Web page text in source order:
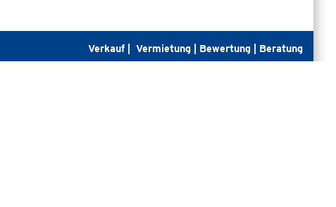
Verkauf Vermietung Bewertung | Beratung